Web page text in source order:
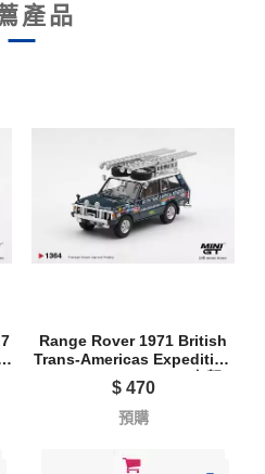
產品
Range Rover 1971 British
Trans-Americas Expedition
(VXC-765K) 1364L - 左駕
$ 470
預購